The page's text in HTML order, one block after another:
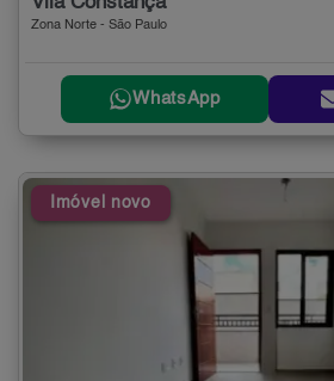
Zona Norte - São Paulo
WhatsApp
Imóvel novo